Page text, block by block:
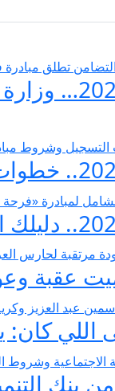
منصة
عقبة
كان:
بنك